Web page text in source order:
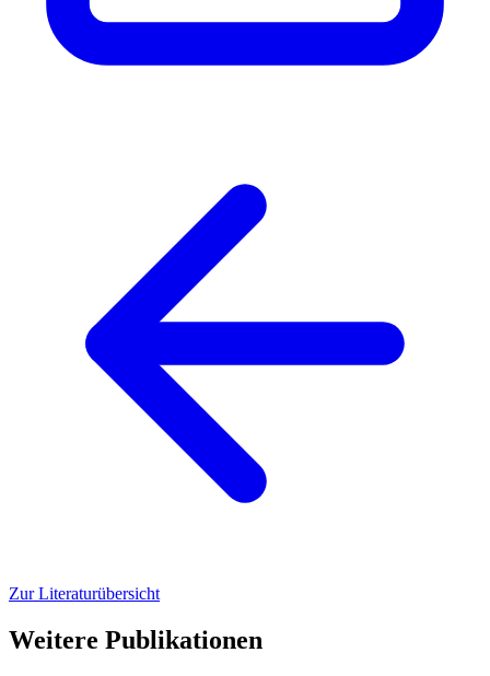
Zur Literaturübersicht
Weitere Publikationen